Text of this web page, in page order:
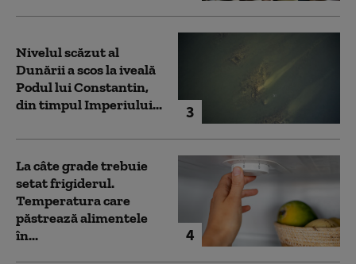
3
Nivelul scăzut al
Dunării a scos la iveală
Podul lui Constantin,
din timpul Imperiului...
4
La câte grade trebuie
setat frigiderul.
Temperatura care
păstrează alimentele
în...